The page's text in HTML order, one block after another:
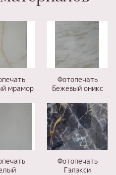
мрамор
Фотопечать
Бежевый оникс
Фотопечать
Гэлэкси